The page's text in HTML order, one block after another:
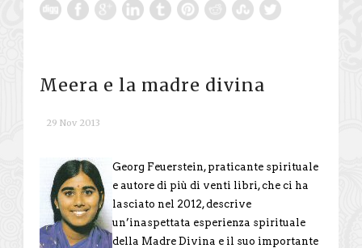
Meera e la madre divina
29 Nov 2013
Georg Feuerstein, praticante spirituale
e autore di più di venti libri, che ci ha
lasciato nel 2012, descrive
un’inaspettata esperienza spirituale
della Madre Divina e il suo importante